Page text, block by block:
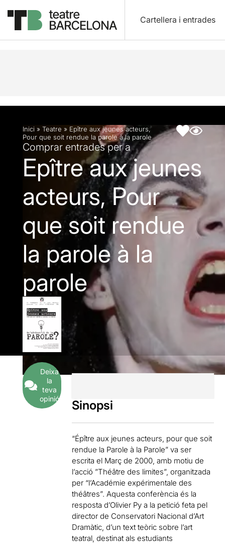
Cartellera i entrades
Descripció Fitxa artística
Inici » Teatre » Epître aux jeunes acteurs,
Pour que soit rendue la parole à la parole
Comprar entrades per a
Epître aux jeunes
acteurs, Pour
que soit rendue
la parole à la
parole
Deixa
la
teva
opinió
Sinopsi
“Épître aux jeunes acteurs, pour que soit
rendue la Parole à la Parole” va ser
escrita el Març de 2000, amb motiu de
l’acció ”Théâtre des limites”, organitzada
per “l’Académie expérimentale des
théâtres”. Aquesta conferència és la
resposta d’Olivier Py a la petició feta pel
director de Conservatori Nacional d’Art
Dramàtic, d’un text teòric sobre l’art
teatral, destinat als estudiants